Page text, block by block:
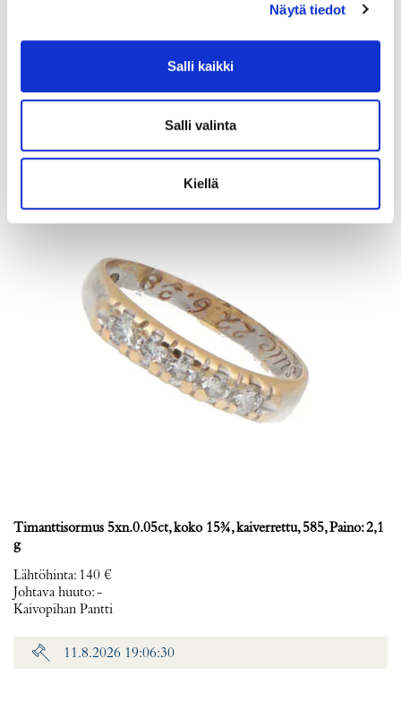
Näytä tiedot
Salli kaikki
Salli valinta
Kiellä
Tarjous:10 € (4)
11.8.2026 19:02:30
Timanttisormus 5xn.0.05ct, koko 15¾, kaiverrettu, 585, Paino: 2,1
g
Lähtöhinta: 140 €
Johtava huuto:-
Kaivopihan Pantti
11.8.2026 19:06:30